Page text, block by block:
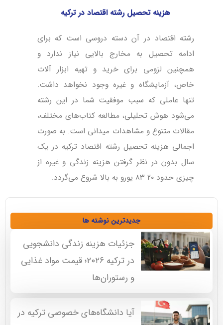
هزینه تحصیل رشته اقتصاد در ترکیه
رشته اقتصاد در آن دسته دروسی است که برای
ادامه تحصیل به مخارج بالایی نیاز ندارد و
همچنین لزومی برای خرید و تهیه ابزار آلات
خاص، آزمایشگاه و غیره وجود نخواهد داشت.
تنها عاملی که سبب موفقیت شما در این رشته
می‌شود هوش تحلیلی، مطالعه کتاب‌های مختلف،
مقالات متنوع و مشاهدات میدانی است. به صورت
اجمالی هزینه تحصیل رشته اقتصاد ترکیه در یک
سال بدون در نظر گرفتن هزینه زندگی و غیره از
چیزی حدود ۲۰ ۸۳ یورو به بالا شروع می‌گردد.
جدیدترین نوشته ها
جزئیات هزینه زندگی دانشجویی
در ترکیه ۲۰۲۶؛ قیمت مواد غذایی
و رستوران‌ها
آیا دانشگاه‌های خصوصی ترکیه در